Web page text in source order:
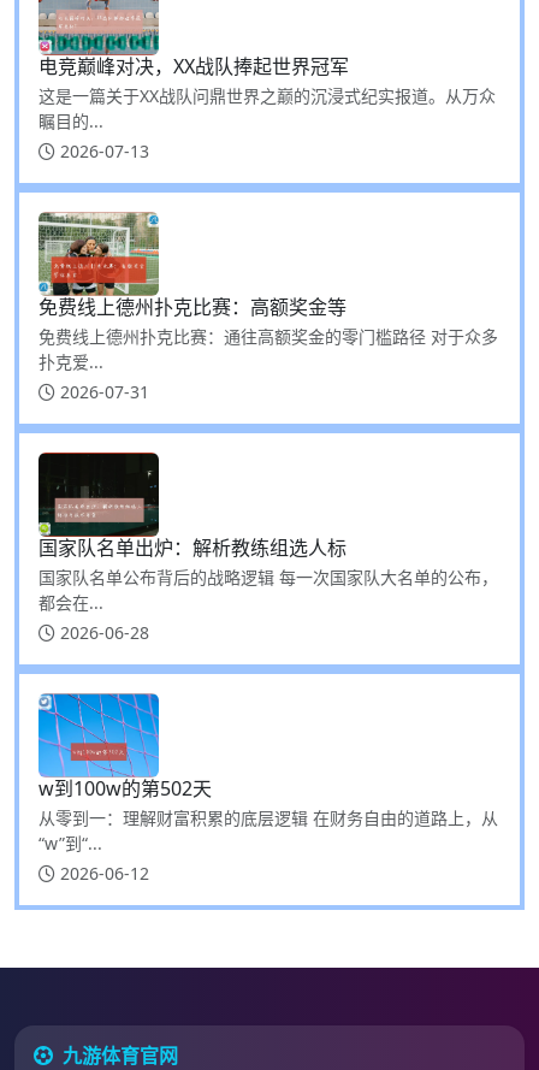
电竞巅峰对决，XX战队捧起世界冠军
这是一篇关于XX战队问鼎世界之巅的沉浸式纪实报道。从万众
瞩目的...
2026-07-13
免费线上德州扑克比赛：高额奖金等
免费线上德州扑克比赛：通往高额奖金的零门槛路径 对于众多
扑克爱...
2026-07-31
国家队名单出炉：解析教练组选人标
国家队名单公布背后的战略逻辑 每一次国家队大名单的公布，
都会在...
2026-06-28
w到100w的第502天
从零到一：理解财富积累的底层逻辑 在财务自由的道路上，从
“w”到“...
2026-06-12
九游体育官网